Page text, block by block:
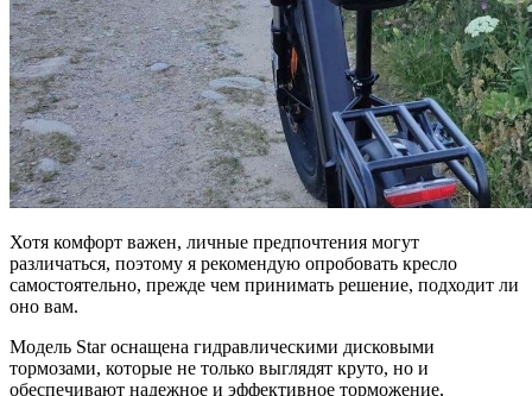
Хотя комфорт важен, личные предпочтения могут
различаться, поэтому я рекомендую опробовать кресло
самостоятельно, прежде чем принимать решение, подходит ли
оно вам.
Модель Star оснащена гидравлическими дисковыми
тормозами, которые не только выглядят круто, но и
обеспечивают надежное и эффективное торможение,